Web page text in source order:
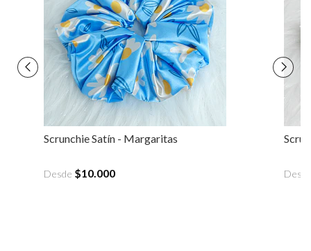
Scrunchie Satín - Margaritas
Desde $10.000